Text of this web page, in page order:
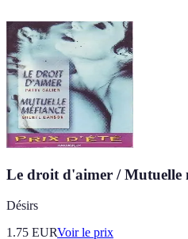
Le droit d'aimer / Mutuelle
Désirs
1.75 EURVoir le prix